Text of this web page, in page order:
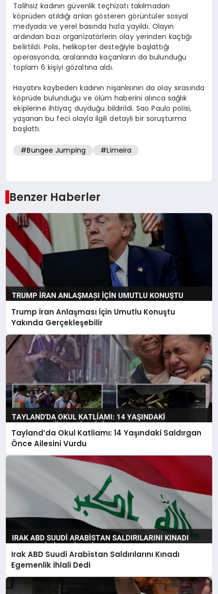
Talihsiz kadının güvenlik teçhizatı takılmadan
köprüden atıldığı anları gösteren görüntüler sosyal
medyada ve yerel basında hızla yayıldı. Olayın
ardından bazı organizatörlerin olay yerinden kaçtığı
belirtildi. Polis, helikopter desteğiyle başlattığı
operasyonda, aralarında kaçanların da bulunduğu
toplam 6 kişiyi gözaltına aldı.
Hayatını kaybeden kadının nişanlısının da olay sırasında
köprüde bulunduğu ve ölüm haberini alınca sağlık
ekiplerine ihtiyaç duyduğu bildirildi. Sao Paulo polisi,
yaşanan bu feci olayla ilgili detaylı bir soruşturma
başlattı.
#Bungee Jumping #Limeira
Benzer Haberler
Trump İran Anlaşması İçin Umutlu Konuştu
Yakında Gerçekleşebilir
Tayland’da Okul Katliamı: 14 Yaşındaki Saldırgan
Önce Ailesini Vurdu
Irak ABD Suudi Arabistan Saldırılarını Kınadı
Egemenlik İhlali Dedi